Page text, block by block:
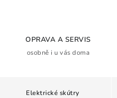
OPRAVA A SERVIS
osobně i u vás doma
Elektrické skútry